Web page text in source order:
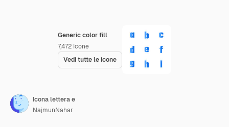
Generic color fill
7,472 Icone
Vedi tutte le icone
Icona lettera e
NajmunNahar